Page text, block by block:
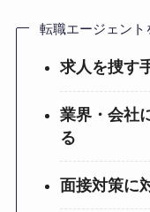
転職エージェント
求人を捜す
業界・会社
る
面接対策に